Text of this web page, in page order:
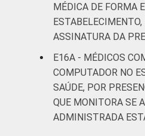
MÉDICA DE FORMA
ASSINATURA DA
E16A - MÉDICOS
COMPUTADOR NO
SAÚDE, POR
QUE MONITORA SE
ADMINISTRADA